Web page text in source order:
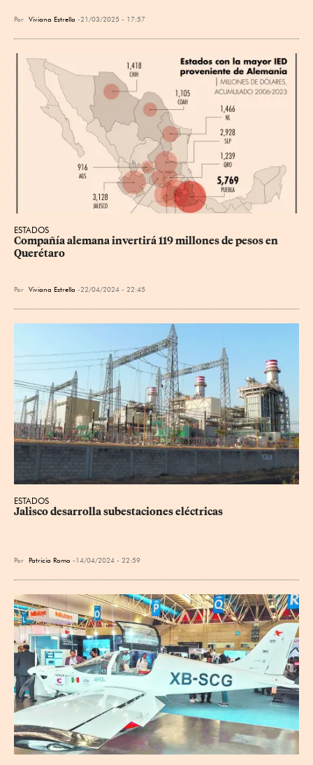
Por Viviana Estrella 21/03/2025 - 17:57
ESTADOS
Compañía alemana invertirá 119 millones de pesos en
Querétaro
Por Viviana Estrella 22/04/2024 - 22:45
ESTADOS
Jalisco desarrolla subestaciones eléctricas
Por Patricia Romo 14/04/2024 - 22:59